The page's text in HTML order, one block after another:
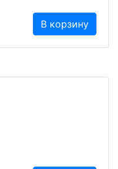
В корзину